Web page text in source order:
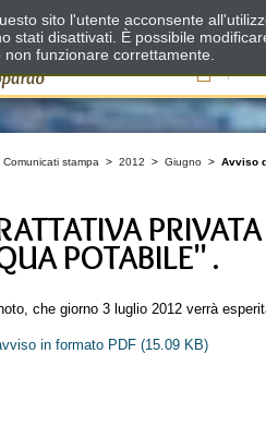
Il
Comunicati stampa > 2012 > Giugno > Avviso
POTABILE" .
che giorno 3 luglio 2012 verrà
in formato PDF (15.09 KB)
sito l'utente acconsente
stati disattivati. È possibile
funzionare correttamente.